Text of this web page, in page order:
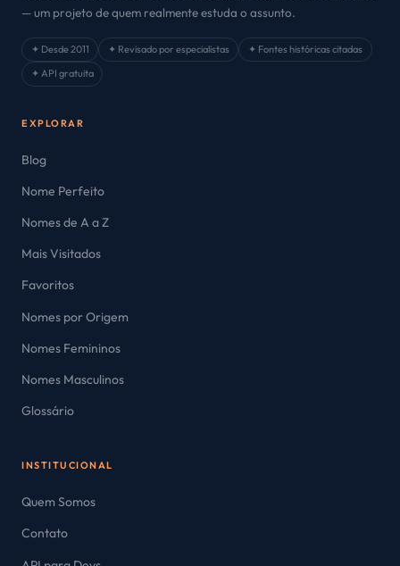
— um projeto de quem realmente estuda o assunto.
✦ Desde 2011 ✦ Revisado por especialistas
✦ Fontes históricas citadas
✦ API gratuita
EXPLORAR
Blog
Nome Perfeito
Nomes de A a Z
Mais Visitados
Favoritos
Nomes por Origem
Nomes Femininos
Nomes Masculinos
Glossário
INSTITUCIONAL
Quem Somos
Contato